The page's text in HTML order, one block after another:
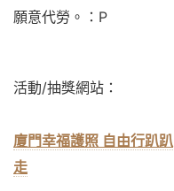
願意代勞。：P
活動/抽獎網站：
廈門幸福護照 自由行趴趴
走